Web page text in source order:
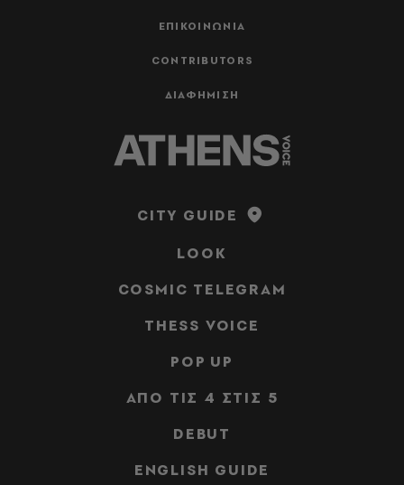
ΕΠΙΚΟΙΝΩΝΙΑ
CONTRIBUTORS
ΔΙΑΦΗΜΙΣΗ
CITY GUIDE
LOOK
COSMIC TELEGRAM
THESS VOICE
POP UP
ΑΠΟ ΤΙΣ 4 ΣΤΙΣ 5
DEBUT
ENGLISH GUIDE